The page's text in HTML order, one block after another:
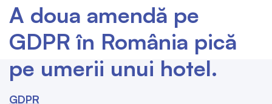
A doua amendă pe
GDPR în România pică
pe umerii unui hotel.
GDPR